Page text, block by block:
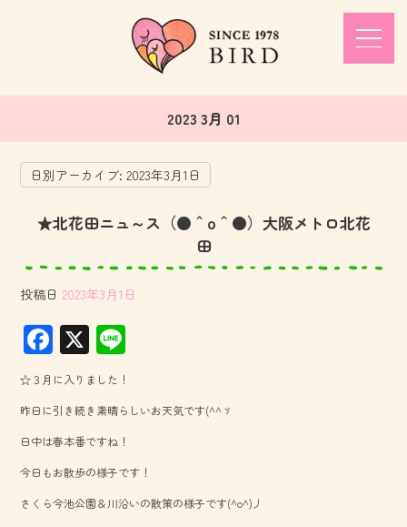
2023 3月 01
日別アーカイブ:2023年3月1日
★北花田ニュ～ス（●＾o＾●）大阪メトロ北花
田
投稿日 2023年3月1日
F
ac
e
b
o
ok
X
☆３月に入りました！
昨日に引き続き素晴らしいお天気です(^^ゞ
日中は春本番ですね！
今日もお散歩の様子です！
さくら今池公園＆川沿いの散策の様子です(^o^)丿